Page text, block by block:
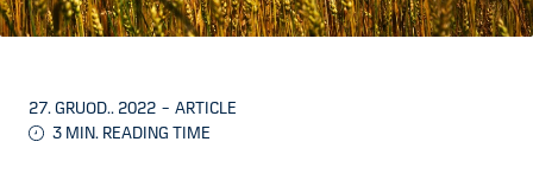
27. GRUOD.. 2022 – ARTICLE
3 MIN. READING TIME